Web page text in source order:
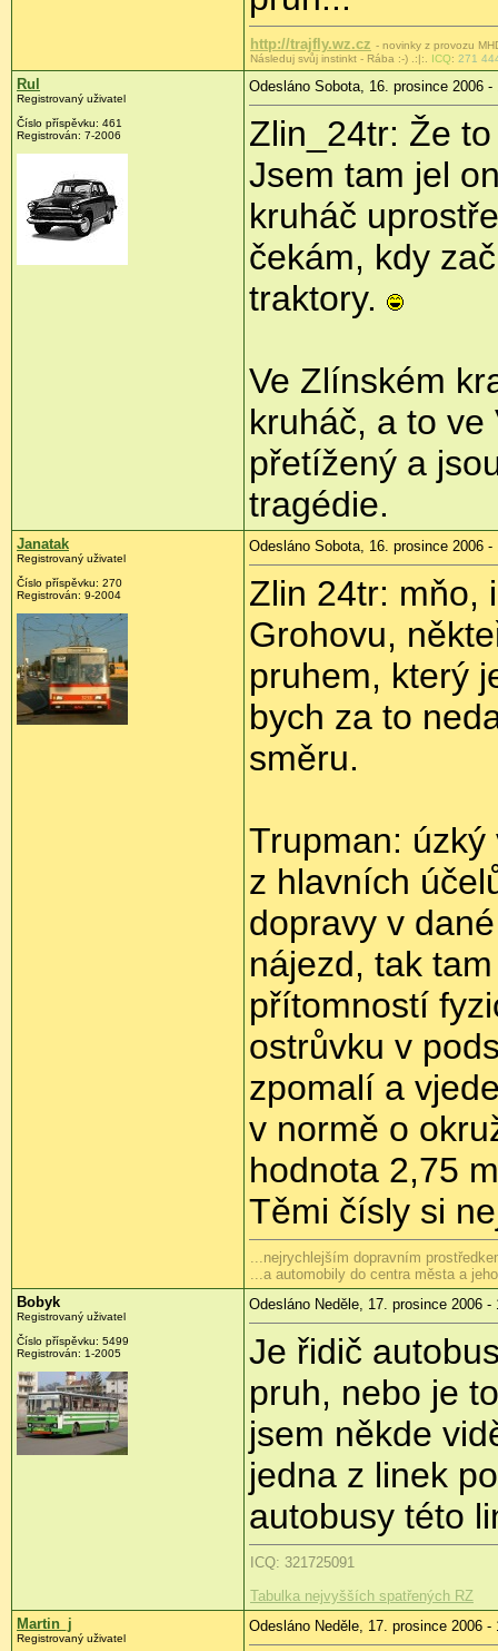
http://trajfly.wz.cz - novinky z provozu
Následuj svůj instinkt - Rába :-) .:|:. ICQ: 271
Rul
Registrovaný uživatel
Číslo příspěvku: 461
Registrován: 7-2006
Odesláno Sobota, 16. prosince 2006 -
Zlin_24tr: Že
Jsem tam jel
kruháč
čekám, kdy
traktory.
Ve Zlínském
kruháč, a to ve
přetížený a
tragédie.
Janatak
Registrovaný uživatel
Číslo příspěvku: 270
Registrován: 9-2004
Odesláno Sobota, 16. prosince 2006 -
Zlin 24tr: mňo,
Grohovu,
pruhem, který
bych za to
směru.
Trupman:
z hlavních
dopravy v
nájezd, tak
přítomností
ostrůvku v
zpomalí a
v normě o
hodnota 2,75
Těmi čísly si
...nejrychlejším dopravním
...a automobily do centra města a
Bobyk
Registrovaný uživatel
Číslo příspěvku: 5499
Registrován: 1-2005
Odesláno Neděle, 17. prosince 2006 -
Je řidič
pruh, nebo je
jsem někde
jedna z linek
autobusy této
ICQ: 321725091
Tabulka nejvyšších spatřených RZ
Martin_j
Registrovaný uživatel
Odesláno Neděle, 17. prosince 2006 -